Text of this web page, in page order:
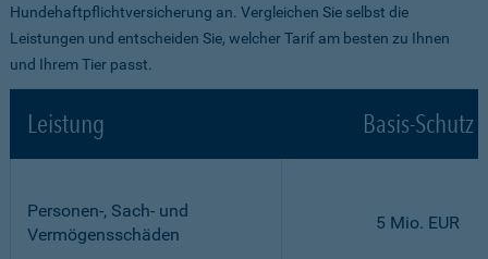
Hundehaftpflichtversicherung an. Vergleichen Sie selbst die
Leistungen und entscheiden Sie, welcher Tarif am besten zu Ihnen
und Ihrem Tier passt.
Leistung Basis-Schutz
Personen-, Sach- und
Vermögensschäden
5 Mio. EUR